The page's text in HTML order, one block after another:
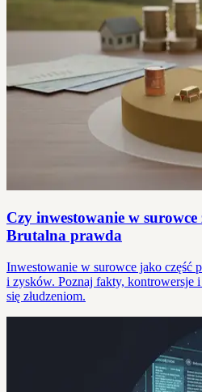
Czy inwestowanie w
Brutalna prawda
Inwestowanie w surowce jako część
i zysków. Poznaj fakty, kontrowersje
się złudzeniom.